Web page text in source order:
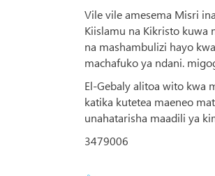
Vile vile amesema Misri
Kiislamu na Kikristo kuwa
na mashambulizi hayo
machafuko ya ndani.
El-Gebaly alitoa wito kwa
katika kutetea maeneo
unahatarisha maadili ya
3479006